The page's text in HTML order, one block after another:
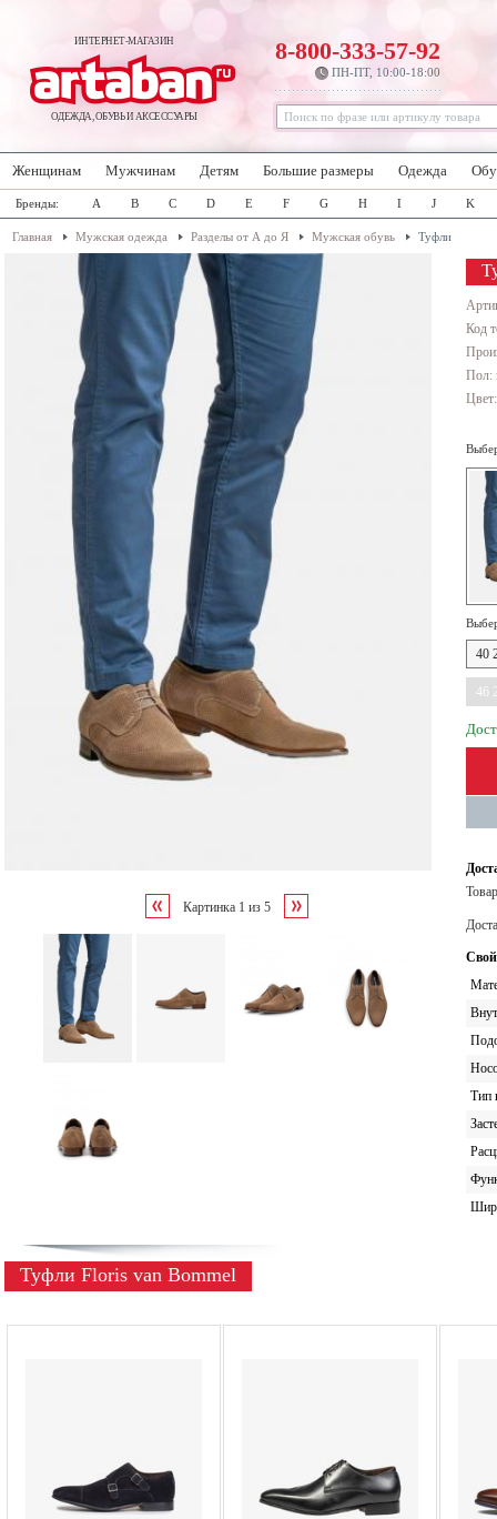
ИНТЕРНЕТ-МАГАЗИН
ОДЕЖДА, ОБУВЬ И АКСЕССУАРЫ
8-800-333-57-92
ПН-ПТ, 10:00-18:00
Женщинам Мужчинам Детям Большие размеры Одежда
Бренды: A B C D E F G H I J K
Главная Мужская одежда Разделы от А до Я Мужская обувь Туфли
Картинка 1 из 5
Код
Пол:
40
46
Тип
Туфли Floris van Bommel